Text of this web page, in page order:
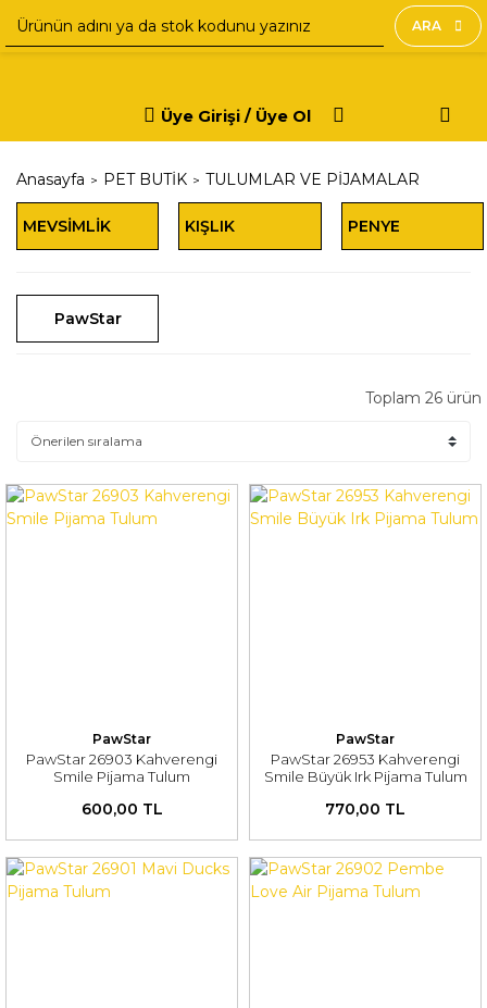
ARA
Üye Girişi / Üye Ol
Anasayfa PET BUTİK TULUMLAR VE PİJAMALAR
MEVSİMLİK
KIŞLIK
PENYE
PawStar
Toplam 26 ürün
PawStar
PawStar 26903 Kahverengi
Smile Pijama Tulum
600,00 TL
PawStar
PawStar 26953 Kahverengi
Smile Büyük Irk Pijama Tulum
770,00 TL